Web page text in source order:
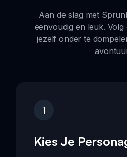
Aan de slag met
eenvoudig en leuk.
jezelf onder te
1
Kies Je